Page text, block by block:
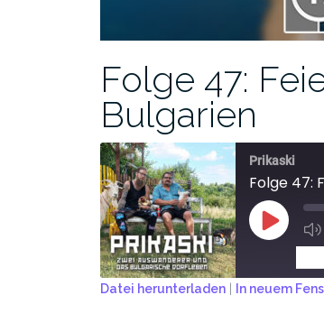
Folge 47:
Bulgarien
Prikaski
Folge 47:
Datei herunterladen | In neuem